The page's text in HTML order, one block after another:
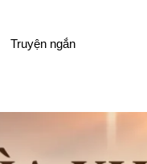
Truyện ngắn